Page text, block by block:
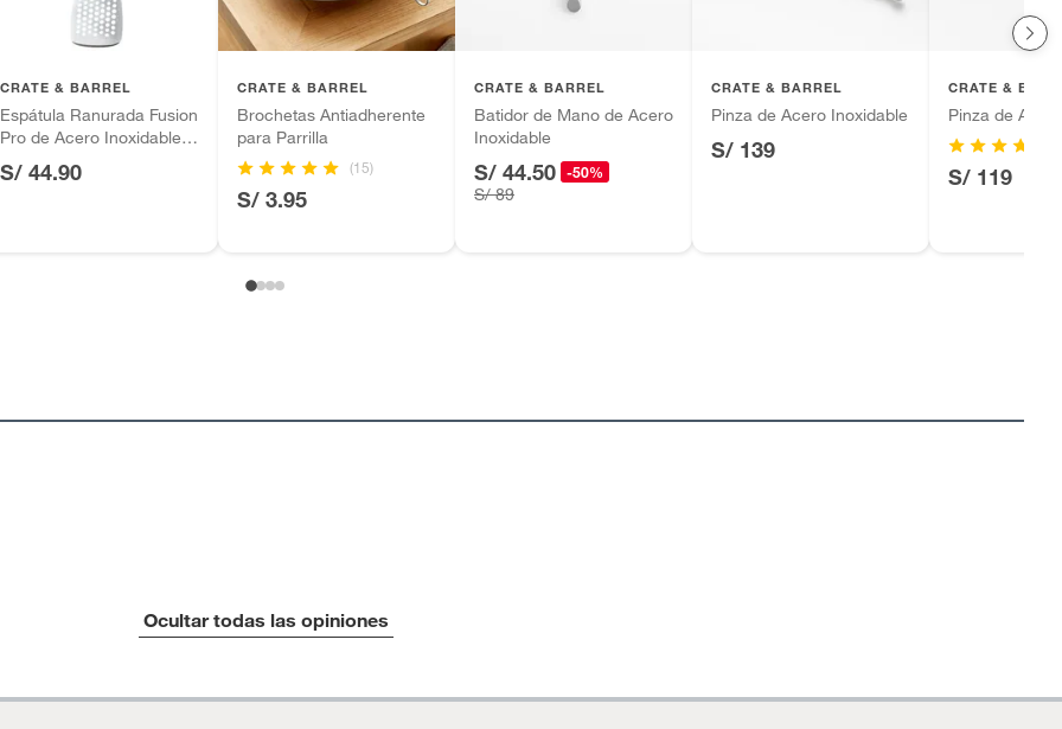
CRATE & BARREL
Espátula Ranurada Fusion
Pro de Acero Inoxidable
S/ 44.90
CRATE & BARREL
Brochetas Antiadherente
para Parrilla
(15)
S/ 3.95
CRATE & BARREL
Batidor de Mano de Acero
Inoxidable
S/ 44.50 -50%
S/ 89
CRATE & BARREL
Pinza de Acero Inoxidable
S/ 139
CRATE &
Pinza de
S/ 119
Ocultar todas las opiniones